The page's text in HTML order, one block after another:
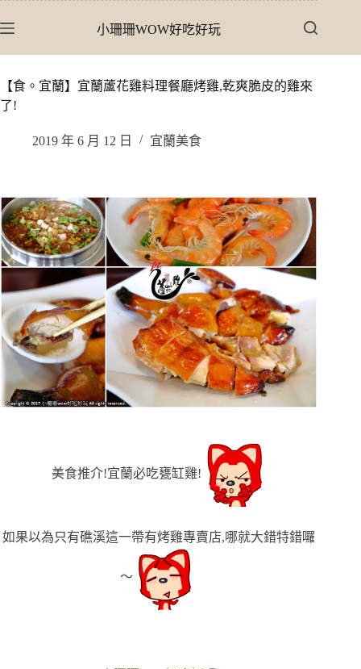
至
內
容
小珊珊WOW好吃好玩
【食。宜蘭】宜蘭蘆花雞料理餐廳烤雞,乾爽脆皮的雞來
了!
2019 年 6 月 12 日 宜蘭美食
美食推介!宜蘭必吃甕缸雞!
如果以為只有礁溪這一帶有烤雞專賣店,哪就大錯特錯囉
〜